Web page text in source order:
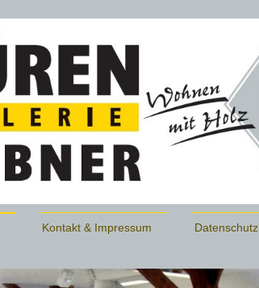
Kontakt & Impressum Datenschutz